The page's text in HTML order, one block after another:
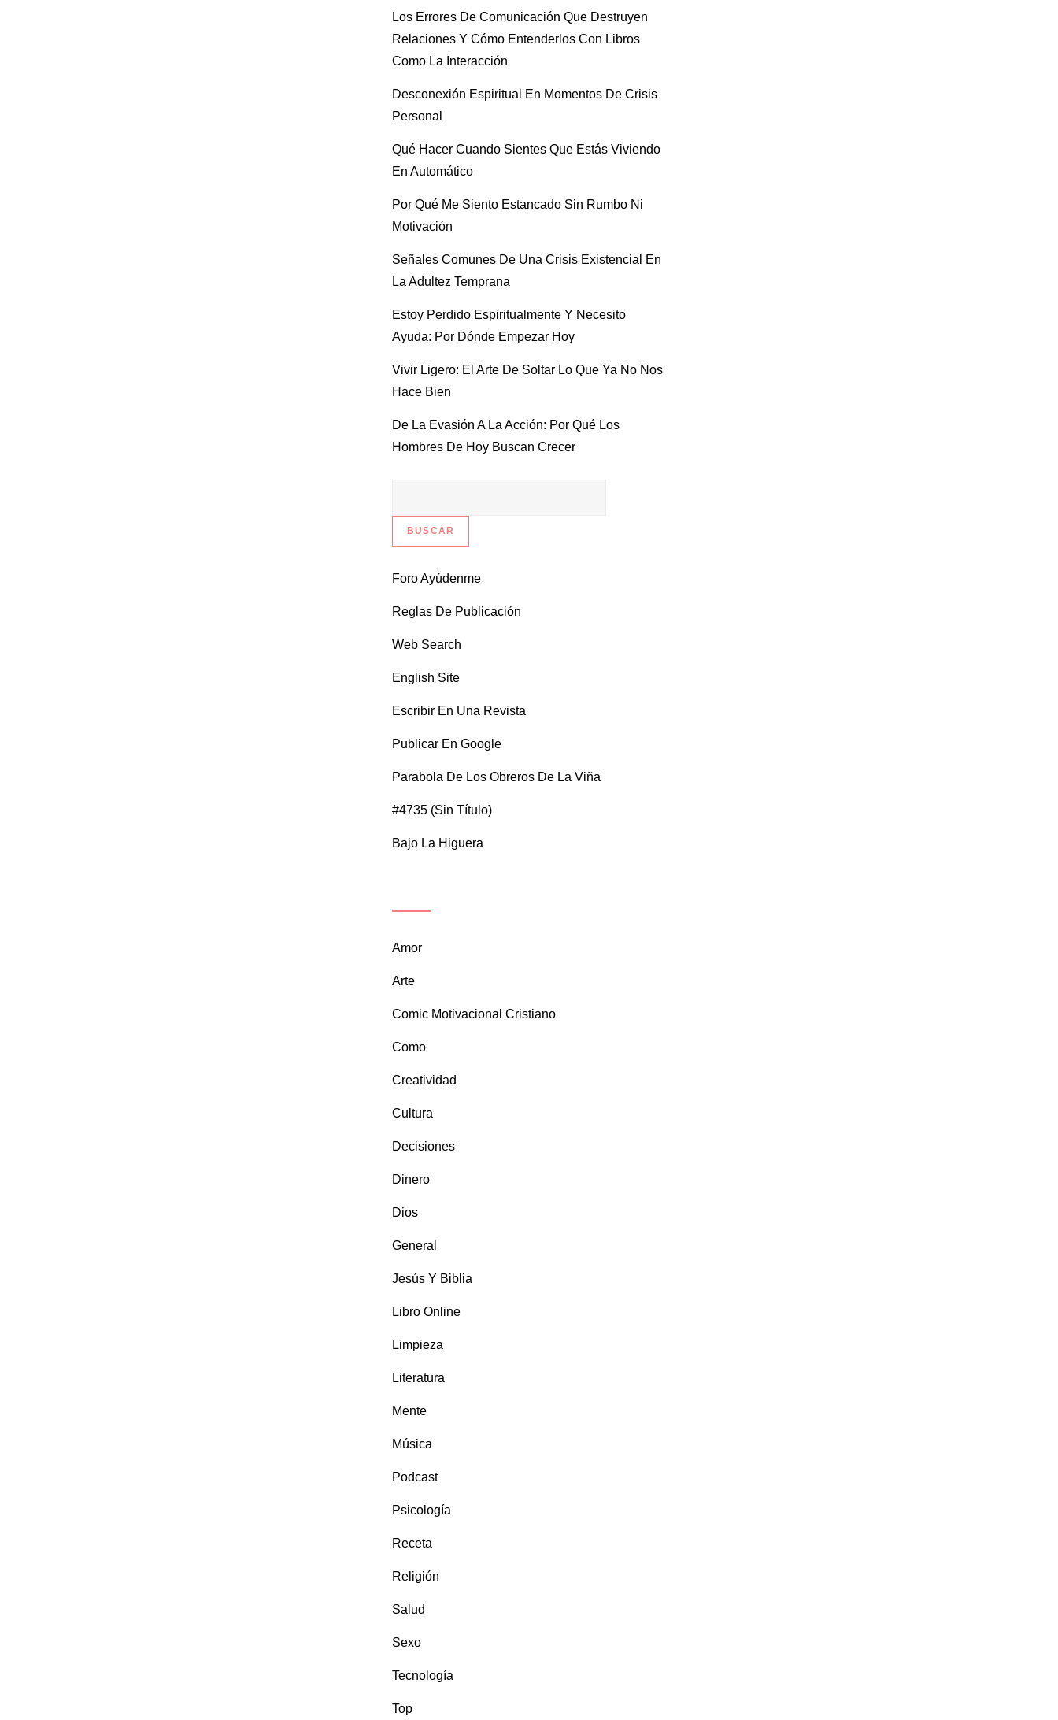
Los Errores De Comunicación Que Destruyen
Relaciones Y Cómo Entenderlos Con Libros
Como La Interacción
Desconexión Espiritual En Momentos De Crisis
Personal
Qué Hacer Cuando Sientes Que Estás Viviendo
En Automático
Por Qué Me Siento Estancado Sin Rumbo Ni
Motivación
Señales Comunes De Una Crisis Existencial En
La Adultez Temprana
Estoy Perdido Espiritualmente Y Necesito
Ayuda: Por Dónde Empezar Hoy
Vivir Ligero: El Arte De Soltar Lo Que Ya No Nos
Hace Bien
De La Evasión A La Acción: Por Qué Los
Hombres De Hoy Buscan Crecer
Foro Ayúdenme
Reglas De Publicación
Web Search
English Site
Escribir En Una Revista
Publicar En Google
Parabola De Los Obreros De La Viña
#4735 (sin Título)
Bajo La Higuera
Amor
Arte
Comic Motivacional Cristiano
Como
Creatividad
Cultura
Decisiones
Dinero
Dios
General
Jesús Y Biblia
Libro Online
Limpieza
Literatura
Mente
Música
Podcast
Psicología
Receta
Religión
Salud
Sexo
Tecnología
Top